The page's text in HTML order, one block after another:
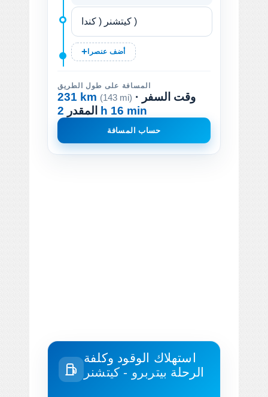
أضف عنصرا
المسافة على طول الطريق
231 km (143 mi) · وقت السفر
المقدر 2 h 16 min
حساب المسافة
استهلاك الوقود وكلفة
الرحلة بيتربرو - كيتشنر